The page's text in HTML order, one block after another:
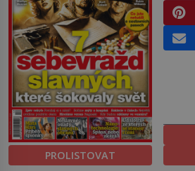
PROLISTOVAT